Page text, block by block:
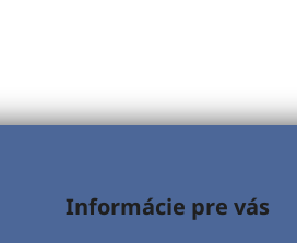
Informácie pre vás